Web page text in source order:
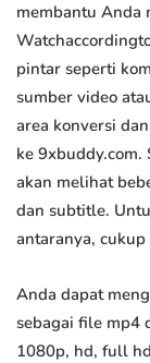
membantu Anda
pintar seperti
sumber video
area konversi
ke 9xbuddy.com.
akan melihat
dan subtitle.
antaranya,
Anda dapat
sebagai file mp4
1080p, hd, full